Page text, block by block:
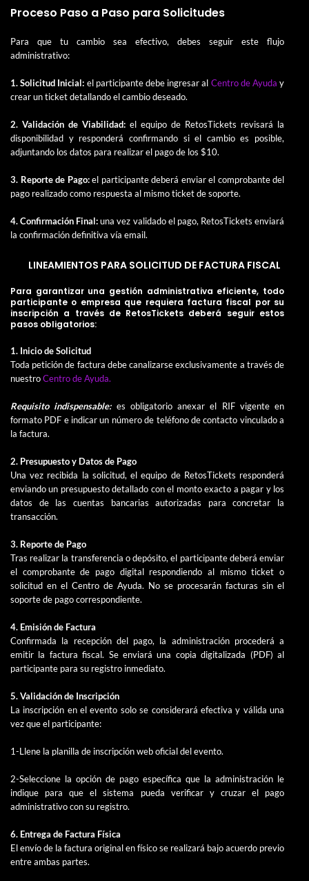
Proceso Paso a Paso para Solicitudes
Para que tu cambio sea efectivo, debes seguir este flujo
administrativo:
1. Solicitud Inicial: el participante debe ingresar al Centro de Ayuda y
crear un ticket detallando el cambio deseado.
2. Validación de Viabilidad: el equipo de RetosTickets revisará la
disponibilidad y responderá confirmando si el cambio es posible,
adjuntando los datos para realizar el pago de los $10.
3. Reporte de Pago:el participante deberá enviar el comprobante del
pago realizado como respuesta al mismo ticket de soporte.
4. Confirmación Final:una vez validado el pago, RetosTickets enviará
la confirmación definitiva vía email.
LINEAMIENTOS PARA SOLICITUD DE FACTURA FISCAL
Para garantizar una gestión administrativa eficiente, todo
participante o empresa que requiera factura fiscal por su
inscripción a través de RetosTickets deberá seguir estos
pasos obligatorios:
1. Inicio de Solicitud
Toda petición de factura debe canalizarse exclusivamente a través de
nuestroCentro de Ayuda.
Requisito indispensable:es obligatorio anexar el RIF vigente en
formato PDF e indicar un número de teléfono de contacto vinculado a
la factura.
2. Presupuesto y Datos de Pago
Una vez recibida la solicitud, el equipo de RetosTickets responderá
enviando un presupuesto detallado con el monto exacto a pagar y los
datos de las cuentas bancarias autorizadas para concretar la
transacción.
3. Reporte de Pago
Tras realizar la transferencia o depósito, el participante deberá enviar
el comprobante de pago digital respondiendo al mismo ticket o
solicitud en el Centro de Ayuda. No se procesarán facturas sin el
soporte de pago correspondiente.
4. Emisión de Factura
Confirmada la recepción del pago, la administración procederá a
emitir la factura fiscal. Se enviará una copia digitalizada (PDF) al
participante para su registro inmediato.
5. Validación de Inscripción
La inscripción en el evento solo se considerará efectiva y válida una
vez que el participante:
1-Llene la planilla de inscripción web oficial del evento.
2-Seleccione la opción de pago específica que la administración le
indique para que el sistema pueda verificar y cruzar el pago
administrativo con su registro.
6. Entrega de Factura Física
El envío de la factura original en físico se realizará bajo acuerdo previo
entre ambas partes.